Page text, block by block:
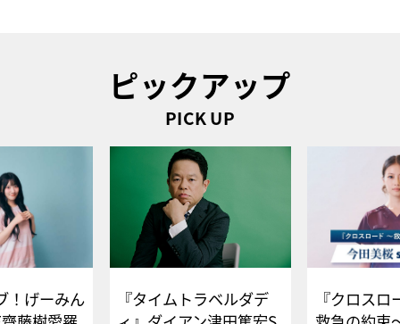
ピックアップ
PICK UP
！げーみん
『タイムトラベルダデ
『クロス